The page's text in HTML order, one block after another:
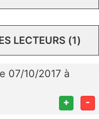
LECTEURS (1)
07/10/2017 à
+ -